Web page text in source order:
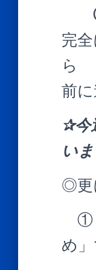
完
ら
前
✰今
い
◎更
①
め